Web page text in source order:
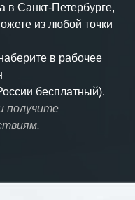
в Санкт-Петербурге,
из любой точки
в рабочее
бесплатный).
получите